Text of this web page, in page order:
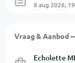
8 aug 2026,
Vraag &
Echolette